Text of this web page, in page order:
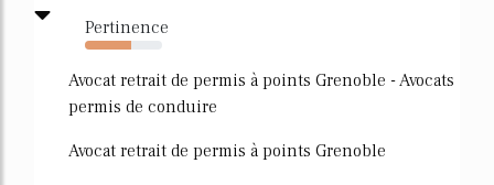
Pertinence
60%
Avocat retrait de permis à points Grenoble - Avocats
permis de conduire
Avocat retrait de permis à points Grenoble